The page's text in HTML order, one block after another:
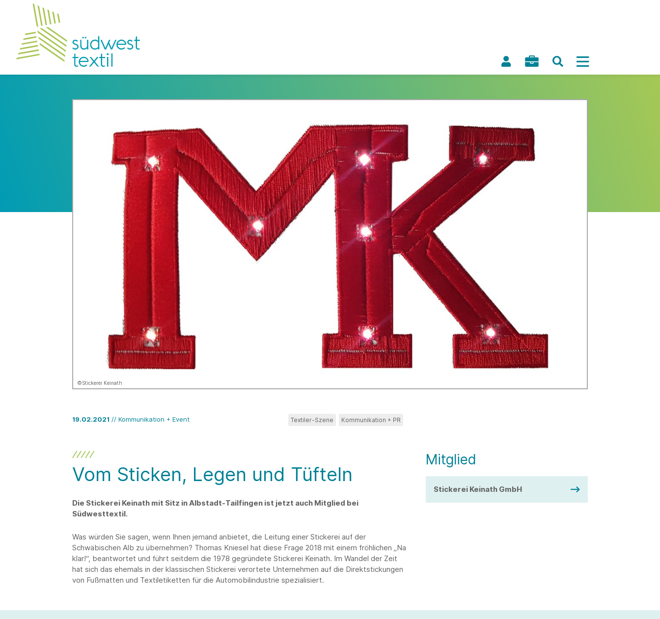
©Stickerei Keinath
19.02.2021 // Kommunikation + Event Textiler-Szene Kommunikation + PR
Vom Sticken, Legen und Tüfteln
Die Stickerei Keinath mit Sitz in Albstadt-Tailfingen ist jetzt auch Mitglied bei
Südwesttextil.
Was würden Sie sagen, wenn Ihnen jemand anbietet, die Leitung einer Stickerei auf der
Schwäbischen Alb zu übernehmen? Thomas Kniesel hat diese Frage 2018 mit einem fröhlichen „Na
klar!“, beantwortet und führt seitdem die 1978 gegründete Stickerei Keinath. Im Wandel der Zeit
hat sich das ehemals in der klassischen Stickerei verortete Unternehmen auf die Direktstickungen
von Fußmatten und Textiletiketten für die Automobilindustrie spezialisiert.
Mitglied
Stickerei Keinath GmbH